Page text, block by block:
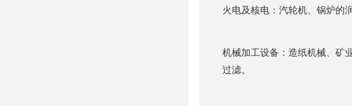
火电及核电：汽轮机、锅炉的
机械加工设备：造纸机械、矿
过滤。